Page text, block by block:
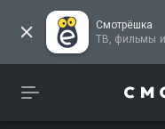
Смотрёшка